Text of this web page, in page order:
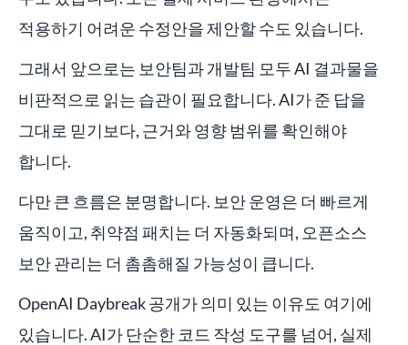
적용하기 어려운 수정안을 제안할 수도 있습니다.
그래서 앞으로는 보안팀과 개발팀 모두 AI 결과물을
비판적으로 읽는 습관이 필요합니다. AI가 준 답을
그대로 믿기보다, 근거와 영향 범위를 확인해야
합니다.
다만 큰 흐름은 분명합니다. 보안 운영은 더 빠르게
움직이고, 취약점 패치는 더 자동화되며, 오픈소스
보안 관리는 더 촘촘해질 가능성이 큽니다.
OpenAI Daybreak 공개가 의미 있는 이유도 여기에
있습니다. AI가 단순한 코드 작성 도구를 넘어, 실제